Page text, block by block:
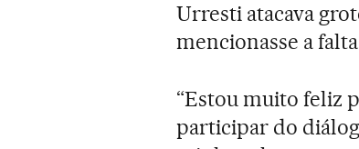
Urresti atacava
mencionasse a
“Estou muito feliz
participar do